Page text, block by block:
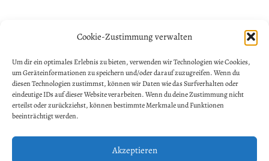
Cookie-Zustimmung verwalten
Um dir ein optimales Erlebnis zu bieten, verwenden wir Technologien wie Cookies,
um Geräteinformationen zu speichern und/oder darauf zuzugreifen. Wenn du
diesen Technologien zustimmst, können wir Daten wie das Surfverhalten oder
eindeutige IDs auf dieser Website verarbeiten. Wenn du deine Zustimmung nicht
erteilst oder zurückziehst, können bestimmte Merkmale und Funktionen
beeinträchtigt werden.
Akzeptieren
Vorname
Nachname